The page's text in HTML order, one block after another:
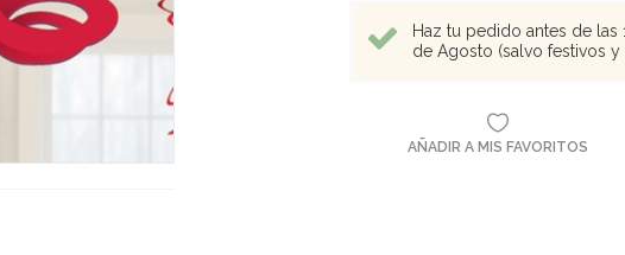
Haz tu pedido antes de
de Agosto (salvo festivos y
AÑADIR A MIS FAVORITOS